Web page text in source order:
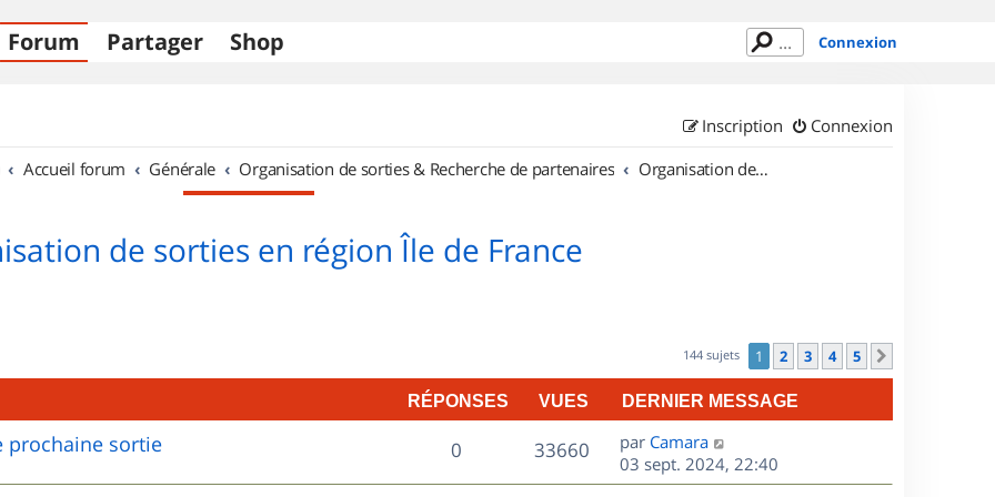
Forum Partager Shop Connexion
Connexion
Inscription
Accueil forum Générale Organisation de sorties & Recherche de partenaires Organisation de sorties en région Île de France
de sorties en région Île de France
144 sujets 1 2 3 4 5
RÉPONSES VUES DERNIER MESSAGE
prochaine sortie 0R
é
33660V
u
D
e
r
par Camara
03 sept. 2024, 22:40